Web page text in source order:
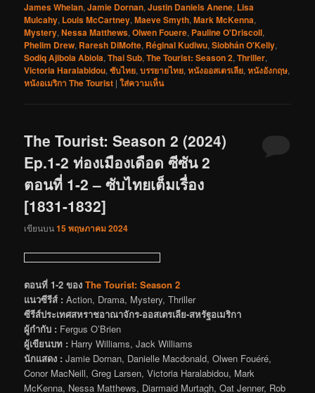
James Whelan,Jamie Dornan,Justin Daniels Anene, Lisa
Mulcahy, Louis McCartney,Maeve Smyth,Mark McKenna,
Mystery,Nessa Matthews,Olwen Fouere, Pauline O'Driscoll,
Phelim Drew, Raresh DiMofte, Réginal Kudiwu,Siobhán O'Kelly,
Sodiq Ajibola Abiola,Thai Sub,The Tourist: Season 2,Thriller,
Victoria Haralabidou,ซับไทย,บรรยายไทย,หนังออสเตรเลีย,หนังอังกฤษ,
หนังอเมริกา The Tourist |ใส่ความเห็น
The Tourist: Season 2 (2024)
Ep.1-2 ท่องเมืองเดือด ซีซัน 2
ตอนที่ 1-2 – ซับไทยเต็มเรื่อง
[1831-1832]
เขียนบน15 พฤษภาคม 2024
ตอนที่ 1-2 ของ The Tourist: Season 2
แนวซีรีส์ : Action, Drama, Mystery, Thriller
ซีรีส์ประเทศสหราชอาณาจักร-ออสเตรเลีย-สหรัฐอเมริกา
ผู้กำกับ : Fergus O’Brien
ผู้เขียนบท : Harry Williams, Jack Williams
นักแสดง : Jamie Dornan, Danielle Macdonald, Olwen Fouéré,
Conor MacNeill, Greg Larsen, Victoria Haralabidou, Mark
McKenna, Nessa Matthews, Diarmaid Murtagh, Oat Jenner, Rob